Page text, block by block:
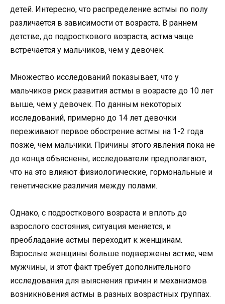
детей. Интересно, что распределение астмы по полу
различается в зависимости от возраста. В раннем
детстве, до подросткового возраста, астма чаще
встречается у мальчиков, чем у девочек.
Множество исследований показывает, что у
мальчиков риск развития астмы в возрасте до 10 лет
выше, чем у девочек. По данным некоторых
исследований, примерно до 14 лет девочки
переживают первое обострение астмы на 1-2 года
позже, чем мальчики. Причины этого явления пока не
до конца объяснены, исследователи предполагают,
что на это влияют физиологические, гормональные и
генетические различия между полами.
Однако, с подросткового возраста и вплоть до
взрослого состояния, ситуация меняется, и
преобладание астмы переходит к женщинам.
Взрослые женщины больше подвержены астме, чем
мужчины, и этот факт требует дополнительного
исследования для выяснения причин и механизмов
возникновения астмы в разных возрастных группах.